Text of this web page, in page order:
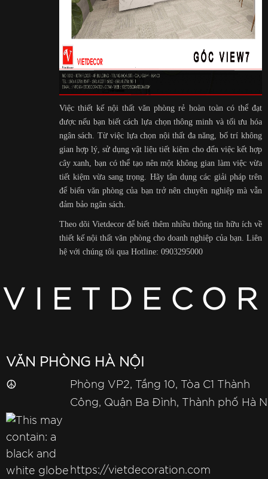
Việc thiết kế nội thất văn phòng rẻ hoàn toàn có thể đạt
được nếu bạn biết cách lựa chọn thông minh và tối ưu hóa
ngân sách. Từ việc lựa chọn nội thất đa năng, bố trí không
gian hợp lý, sử dụng vật liệu tiết kiệm cho đến việc kết hợp
cây xanh, bạn có thể tạo nên một không gian làm việc vừa
tiết kiệm vừa sang trọng. Hãy tận dụng các giải pháp trên
để biến văn phòng của bạn trở nên chuyên nghiệp mà vẫn
đảm bảo ngân sách.
Theo dõi Vietdecor để biết thêm nhiều thông tin hữu ích về
thiết kế nội thất văn phòng cho doanh nghiệp của bạn. Liên
hệ với chúng tôi qua Hotline: 0903295000
VIETDECOR
VĂN PHÒNG HÀ NỘI
☮
Phòng VP2, Tầng 10, Tòa C1 Thành
Công, Quận Ba Đình, Thành phố Hà
https://vietdecoration.com